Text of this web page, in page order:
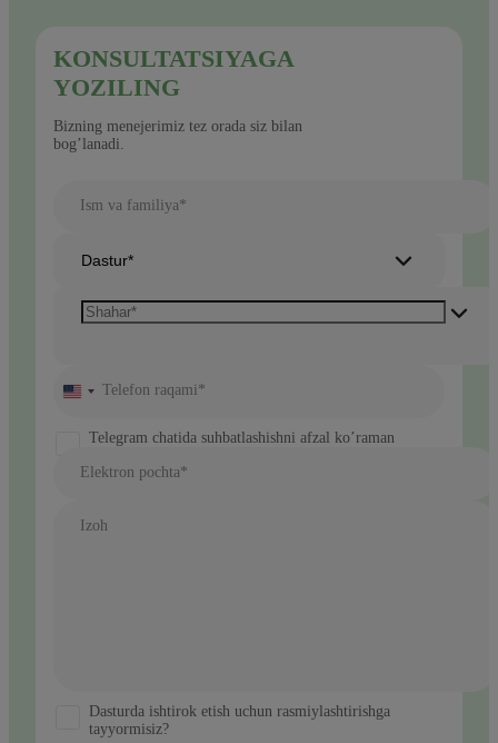
KONSULTATSIYAGA
YOZILING
Bizning menejerimiz tez orada siz bilan
bog’lanadi.
Ism va familiya*
Dastur*
United
+1
Telefon raqami*
Telegram chatida suhbatlashishni afzal ko’raman
Elektron pochta*
Izoh
Dasturda ishtirok etish uchun rasmiylashtirishga
tayyormisiz?